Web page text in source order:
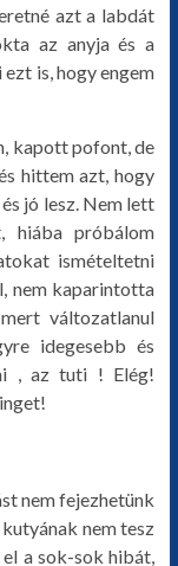
azt a labdát
az anyja és a
is, hogy engem
kapott pofont, de
hittem azt, hogy
jó lesz. Nem lett
hiába próbálom
ismételtetni
nem kaparintotta
változatlanul
idegesebb és
, az tuti ! Elég!
nem fejezhetünk
nem tesz
a sok-sok hibát,